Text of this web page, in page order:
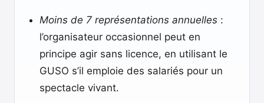
Moins de 7 représentations annuelles :
l’organisateur occasionnel peut en
principe agir sans licence, en utilisant le
GUSO s’il emploie des salariés pour un
spectacle vivant.